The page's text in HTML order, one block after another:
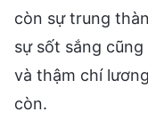
còn sự trung
sự sốt sắng
và thậm chí
còn.